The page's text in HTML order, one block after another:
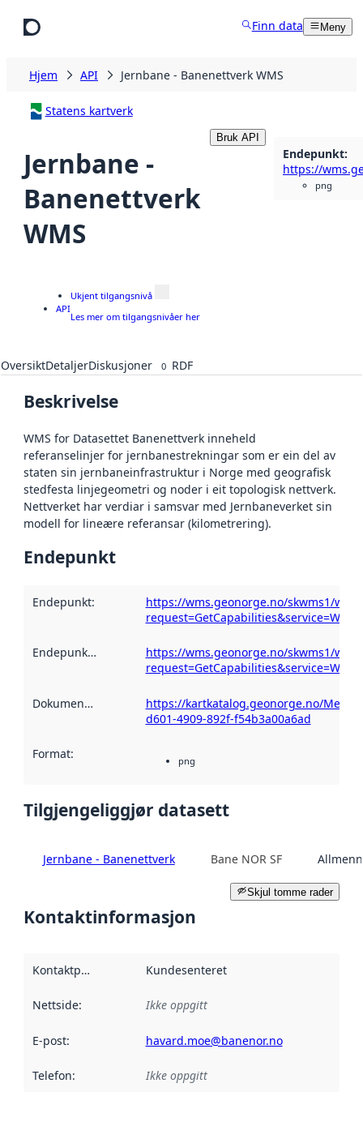
Finn data Meny
Hjem API Jernbane - Banenettverk WMS
Statens kartverk
Jernbane -
Banenettverk
WMS
Bruk API
Endepunkt:
png
API
Ukjent tilgangsnivå
Les mer om tilgangsnivåer her
OversiktDetaljerDiskusjoner 0 RDF
Beskrivelse
WMS for Datasettet Banenettverk inneheld
referanselinjer for jernbanestrekningar som er ein del av
staten sin jernbaneinfrastruktur i Norge med geografisk
stedfesta linjegeometri og noder i eit topologisk nettverk.
Nettverket har verdiar i samsvar med Jernbaneverket sin
modell for lineære referansar (kilometrering).
Endepunkt
Endepunkt:
https://wms.geonorge.no/skwms1/
request=GetCapabilities&service=WMS
Endepunktbeskrivelse :
https://wms.geonorge.no/skwms1/
request=GetCapabilities&service=WMS
Dokumentasjon
https://kartkatalog.geonorge.no/
d601-4909-892f-f54b3a00a6ad
Format: png
Tilgjengeliggjør datasett
Jernbane - Banenettverk Bane NOR SF
Skjul tomme rader
Kontaktinformasjon
Kontaktpunkt Kundesenteret
Nettside: Ikke oppgitt
E-post: havard.moe@banenor.no
Telefon: Ikke oppgitt